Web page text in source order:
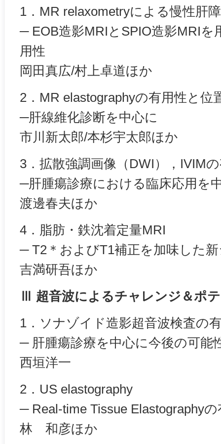
1．MR relaxometryによる慢性肝
─ EOB造影MRIとSPIO造影MRIを
用性
岡田真広/村上卓道ほか
2．MR elastographyの有用性と位
─肝線維化診断を中心に
市川新太郎/本杉宇太郎ほか
3．拡散強調画像（DWI），IVIM
─肝腫瘍診療における臨床応用を
渡邊春夫ほか
4．脂肪・鉄沈着定量MRI
─ T2＊およびT1補正を加味した
吉満研吾ほか
Ⅲ 超音波によるチャレンジ＆ポ
1．ソナゾイド造影超音波検査の
─ 肝腫瘍診療を中心に今後の可能
西垣洋一
2．US elastography
─ Real-time Tissue Elastography
林 和彦ほか